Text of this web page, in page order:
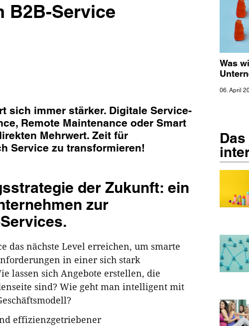
B2B-Service
sich immer stärker. Digitale Service-
Remote Maintenance oder Smart
Mehrwert. Zeit für
Service zu transformieren!
der Zukunft: ein
zur
das nächste Level erreichen, um smarte
in einer sich stark
lassen sich Angebote erstellen, die
sind? Wie geht man intelligent mit
effizienzgetriebener
Was
06. April